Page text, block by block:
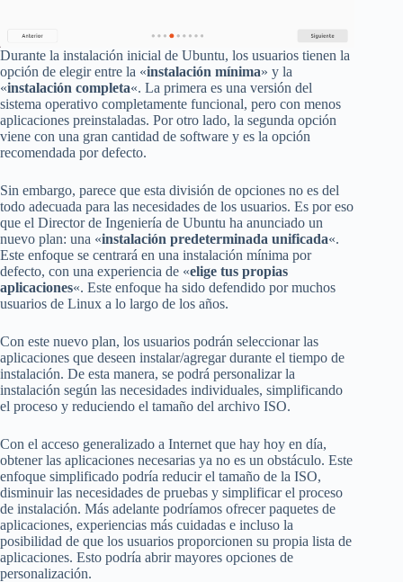
Durante la instalación inicial de Ubuntu, los usuarios tienen la
opción de elegir entre la «instalación mínima» y la
«instalación completa«. La primera es una versión del
sistema operativo completamente funcional, pero con menos
aplicaciones preinstaladas. Por otro lado, la segunda opción
viene con una gran cantidad de software y es la opción
recomendada por defecto.
Sin embargo, parece que esta división de opciones no es del
todo adecuada para las necesidades de los usuarios. Es por eso
que el Director de Ingeniería de Ubuntu ha anunciado un
nuevo plan: una «instalación predeterminada unificada«.
Este enfoque se centrará en una instalación mínima por
defecto, con una experiencia de «elige tus propias
aplicaciones«. Este enfoque ha sido defendido por muchos
usuarios de Linux a lo largo de los años.
Con este nuevo plan, los usuarios podrán seleccionar las
aplicaciones que deseen instalar/agregar durante el tiempo de
instalación. De esta manera, se podrá personalizar la
instalación según las necesidades individuales, simplificando
el proceso y reduciendo el tamaño del archivo ISO.
Con el acceso generalizado a Internet que hay hoy en día,
obtener las aplicaciones necesarias ya no es un obstáculo. Este
enfoque simplificado podría reducir el tamaño de la ISO,
disminuir las necesidades de pruebas y simplificar el proceso
de instalación. Más adelante podríamos ofrecer paquetes de
aplicaciones, experiencias más cuidadas e incluso la
posibilidad de que los usuarios proporcionen su propia lista de
aplicaciones. Esto podría abrir mayores opciones de
personalización.